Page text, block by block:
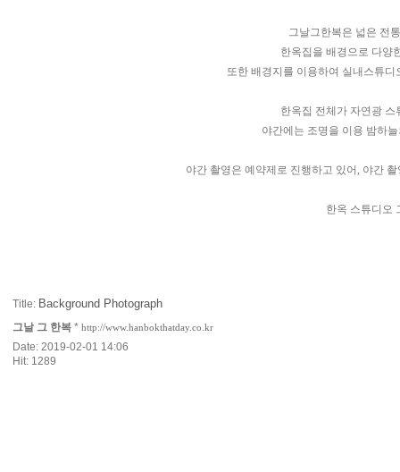
그날그한복은 넓은 전
한옥집을 배경으로 다양
또한 배경지를 이용하여 실내스튜
한옥집 전체가 자연광 스
야간에는 조명을 이용 밤하
야간 촬영은 예약제로 진행하고 있어, 야간
한옥 스튜디오
Title: Background Photograph
그날 그 한복 * http://www.hanbokthatday.co.kr
Date: 2019-02-01 14:06
Hit: 1289